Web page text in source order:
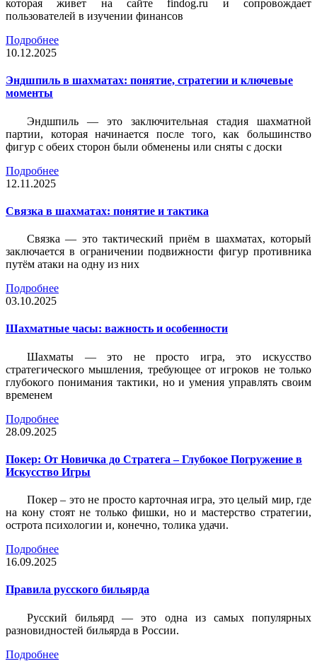
которая живет на сайте findog.ru и сопровождает
пользователей в изучении финансов
Подробнее
10.12.2025
Эндшпиль в шахматах: понятие, стратегии и ключевые
моменты
Эндшпиль — это заключительная стадия шахматной
партии, которая начинается после того, как большинство
фигур с обеих сторон были обменены или сняты с доски
Подробнее
12.11.2025
Связка в шахматах: понятие и тактика
Связка — это тактический приём в шахматах, который
заключается в ограничении подвижности фигур противника
путём атаки на одну из них
Подробнее
03.10.2025
Шахматные часы: важность и особенности
Шахматы — это не просто игра, это искусство
стратегического мышления, требующее от игроков не только
глубокого понимания тактики, но и умения управлять своим
временем
Подробнее
28.09.2025
Покер: От Новичка до Стратега – Глубокое Погружение в
Искусство Игры
Покер – это не просто карточная игра, это целый мир, где
на кону стоят не только фишки, но и мастерство стратегии,
острота психологии и, конечно, толика удачи.
Подробнее
16.09.2025
Правила русского бильярда
Русский бильярд — это одна из самых популярных
разновидностей бильярда в России.
Подробнее